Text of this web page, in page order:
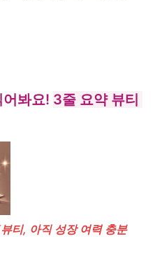
봐요! 3줄 요약 뷰티
티, 아직 성장 여력 충분